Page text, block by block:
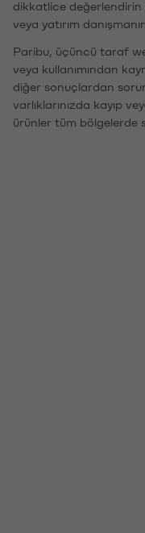
dikkatlice
veya yatırım
Paribu, üçüncü taraf
veya kullanımından
diğer sonuçlardan
varlıklarınızda kayıp
ürünler tüm bölgelerde